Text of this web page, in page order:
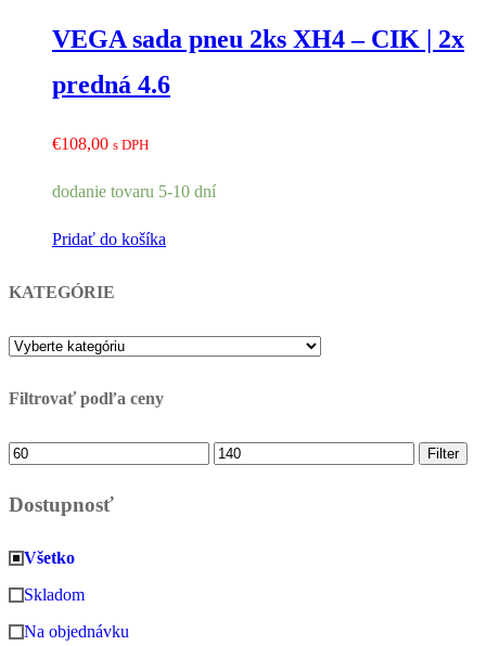
VEGA sada pneu 2ks XH4 – CIK | 2x
predná 4.6
€108,00 s DPH
dodanie tovaru 5-10 dní
Pridať do košíka
KATEGÓRIE
Filtrovať podľa ceny
Minimálna
Maximálna
Filter
Dostupnosť
Všetko
Skladom
Na objednávku